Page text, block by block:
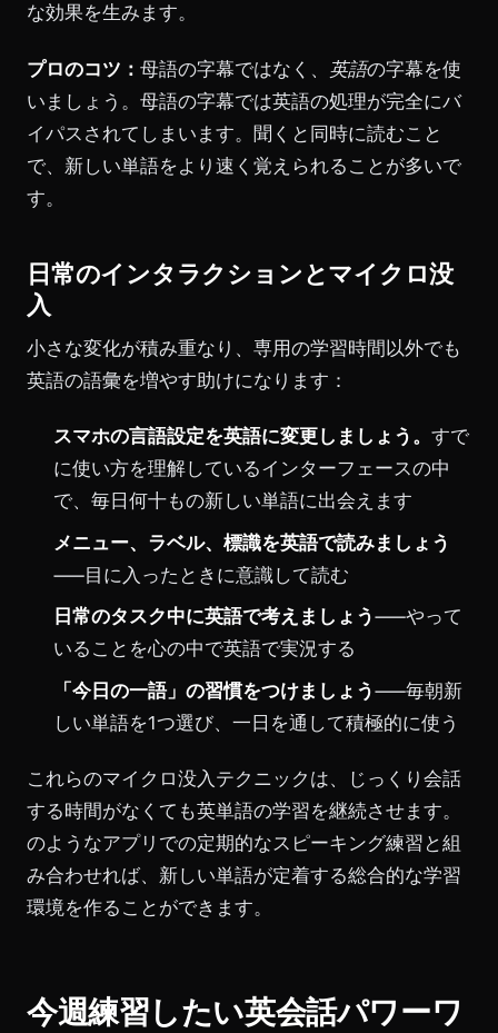
な効果を生みます。
プロのコツ： 母語の字幕ではなく、 英語の字幕を使
いましょう。母語の字幕では英語の処理が完全にバ
イパスされてしまいます。聞くと同時に読むこと
で、新しい単語をより速く覚えられることが多いで
す。
日常のインタラクションとマイクロ没
入
小さな変化が積み重なり、専用の学習時間以外でも
英語の語彙を増やす助けになります：
スマホの言語設定を英語に変更しましょう。 すで
に使い方を理解しているインターフェースの中
で、毎日何十もの新しい単語に出会えます
メニュー、ラベル、標識を英語で読みましょう
——目に入ったときに意識して読む
日常のタスク中に英語で考えましょう——やって
いることを心の中で英語で実況する
「今日の一語」の習慣をつけましょう——毎朝新
しい単語を1つ選び、一日を通して積極的に使う
これらのマイクロ没入テクニックは、じっくり会話
する時間がなくても英単語の学習を継続させます。
のようなアプリでの定期的なスピーキング練習と組
み合わせれば、新しい単語が定着する総合的な学習
環境を作ることができます。
今週練習したい英会話パワーワ